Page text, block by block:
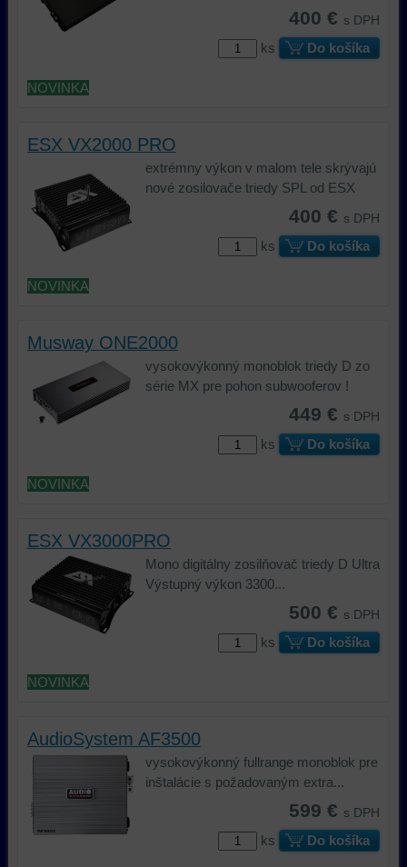
400 € s DPH
ks Do košíka
NOVINKA
ESX VX2000 PRO
extrémny výkon v malom tele skrývajú
nové zosilovače triedy SPL od ESX
400 € s DPH
ks Do košíka
NOVINKA
Musway ONE2000
vysokovýkonný monoblok triedy D zo
série MX pre pohon subwooferov !
449 € s DPH
ks Do košíka
NOVINKA
ESX VX3000PRO
Mono digitálny zosilňovač triedy D Ultra
Výstupný výkon 3300...
500 € s DPH
ks Do košíka
NOVINKA
AudioSystem AF3500
vysokovýkonný fullrange monoblok pre
inštalácie s požadovaným extra...
599 € s DPH
ks Do košíka